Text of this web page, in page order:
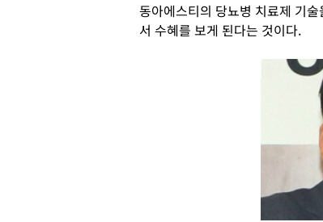
동아에스티의 당뇨병 치료제 기
서 수혜를 보게 된다는 것이다.